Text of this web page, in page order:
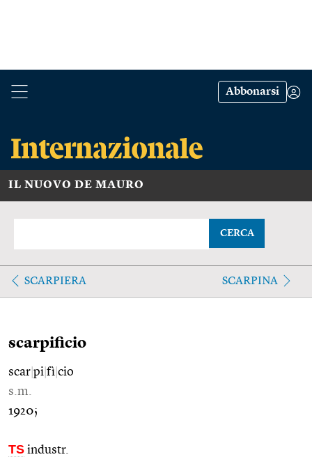
Abbonarsi
IL NUOVO DE MAURO
CERCA
SCARPIERA SCARPINA
scarpificio
scar pi fì cio
s.m.
1920;
TS industr.